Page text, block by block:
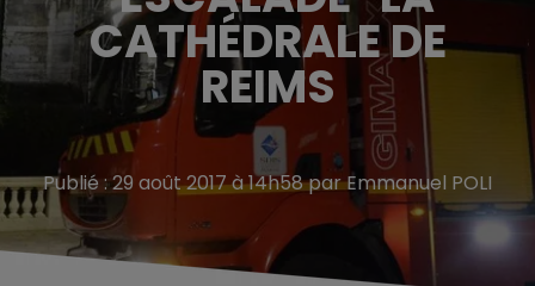
CATHÉDRALE DE
REIMS
Publié : 29 août 2017 à 14h58 par Emmanuel POLI